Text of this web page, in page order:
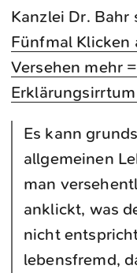
Kanzlei Dr. Bahr
Fünfmal Klicken
Versehen mehr
Es kann
allgemeinen
man
anklickt, was
nicht
lebensfremd,